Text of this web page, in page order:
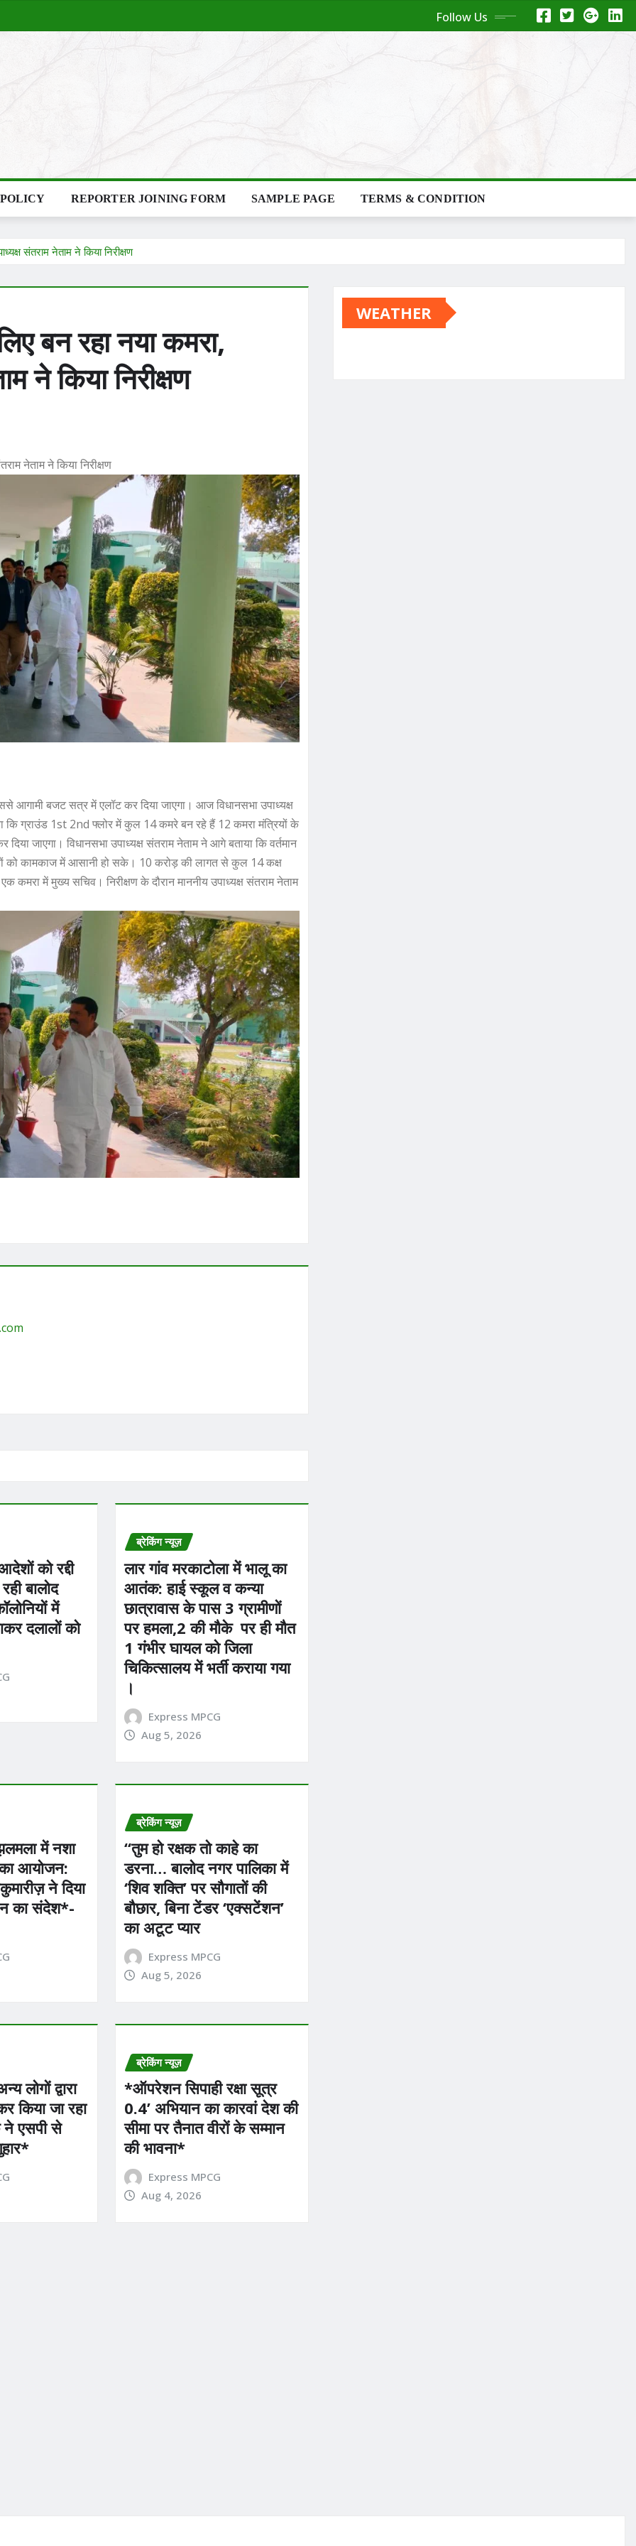
Follow Us
REPORTER JOINING FORM SAMPLE PAGE TERMS & CONDITION
संतराम नेताम ने किया निरीक्षण
बन रहा नया कमरा,
ने किया निरीक्षण
नेताम ने किया निरीक्षण
आगामी बजट सत्र में एलॉट कर दिया जाएगा। आज विधानसभा उपाध्यक्ष
कि ग्राउंड 1st 2nd फ्लोर में कुल 14 कमरे बन रहे हैं 12 कमरा मंत्रियों के
जाएगा। विधानसभा उपाध्यक्ष संतराम नेताम ने आगे बताया कि वर्तमान
को कामकाज में आसानी हो सके। 10 करोड़ की लागत से कुल 14 कक्ष
कमरा में मुख्य सचिव। निरीक्षण के दौरान माननीय उपाध्यक्ष संतराम नेताम
को रद्दी
बालोद
में
दलालों को
ब्रेकिंग न्यूज़
लार गांव मरकाटोला में भालू का
आतंक: हाई स्कूल व कन्या
छात्रावास के पास 3 ग्रामीणों
पर हमला,2 की मौके पर ही मौत
1 गंभीर घायल को जिला
चिकित्सालय में भर्ती कराया गया
।
Express MPCG
Aug 5, 2026
में नशा
का आयोजन:
ने दिया
का संदेश*-
ब्रेकिंग न्यूज़
“तुम हो रक्षक तो काहे का
डरना… बालोद नगर पालिका में
‘शिव शक्ति’ पर सौगातों की
बौछार, बिना टेंडर ‘एक्सटेंशन’
का अटूट प्यार
Express MPCG
Aug 5, 2026
लोगों द्वारा
किया जा रहा
ने एसपी से
ब्रेकिंग न्यूज़
*ऑपरेशन सिपाही रक्षा सूत्र
0.4’ अभियान का कारवां देश की
सीमा पर तैनात वीरों के सम्मान
की भावना*
Express MPCG
Aug 4, 2026
WEATHER